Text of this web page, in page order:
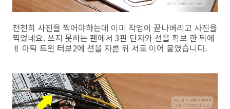
천천히 사진을 찍어야하는데 이미 작업이 끝나버리고 사진을
찍었네요. 쓰지 못하는 팬에서 3핀 단자와 선을 확보 한 뒤에
ㅔ 아틱 트윈 터보2에 선을 자른 뒤 서로 이어 붙였습니다.